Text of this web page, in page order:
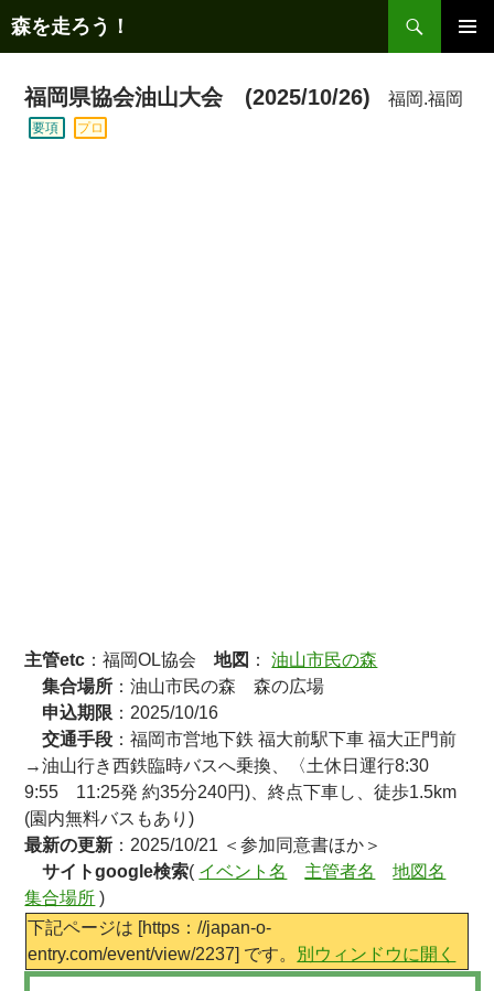
ン
森を走ろう！
検
索
福岡県協会油山大会 (2025/10/26) 福岡.福岡
要項 プロ
主管etc ：福岡OL協会 地図 ：油山市民の森
集合場所 ：油山市民の森 森の広場
申込期限 ：2025/10/16
交通手段 ：福岡市営地下鉄 福大前駅下車 福大正門前
→油山行き西鉄臨時バスへ乗換、〈土休日運行8:30
9:55 11:25発 約35分240円)、終点下車し、徒歩1.5km
(園内無料バスもあり)
最新の更新 ：2025/10/21 ＜参加同意書ほか＞
サイトgoogle検索( イベント名 主管者名
地図名
集合場所 )
下記ページは [https：//japan-o-
entry.com/event/view/2237] です。 別ウィンドウに開く